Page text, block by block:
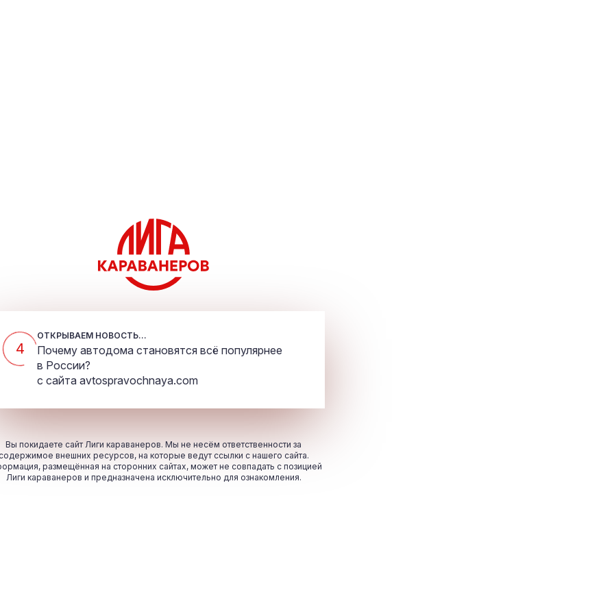
4
ОТКРЫВАЕМ НОВОСТЬ...
Почему автодома становятся всё популярнее
в России?
с сайта avtospravochnaya.com
Вы покидаете сайт Лиги караванеров. Мы не несём ответственности за
внешних ресурсов, на которые ведут ссылки с нашего сайта.
размещённая на сторонних сайтах, может не совпадать с позицией
Лиги караванеров и предназначена исключительно для ознакомления.